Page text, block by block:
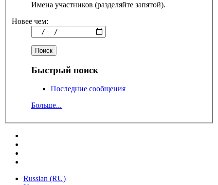
Имена участников (разделяйте запятой).
Новее чем:
Быстрый поиск
Последние сообщения
Больше...
Russian (RU)